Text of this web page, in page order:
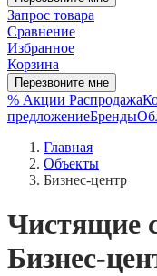
Запрос товара
Сравнение
Избранное
Корзина
Перезвоните мне
% Акции Распродажа
предложениеБренды
Главная
Объекты
Бизнес-центр
Чистящие
Бизнес-